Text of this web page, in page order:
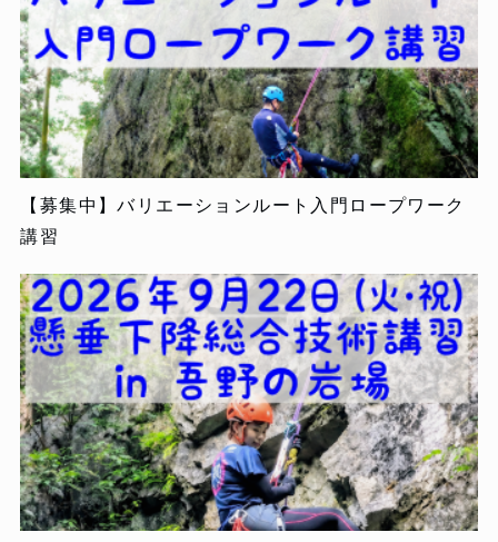
【募集中】バリエーションルート入門ロープワーク
講習